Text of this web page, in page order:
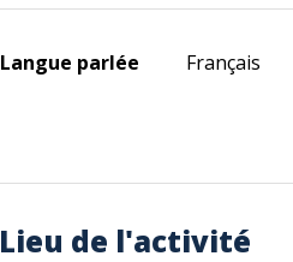
Langue parlée Français
Lieu de l'activité